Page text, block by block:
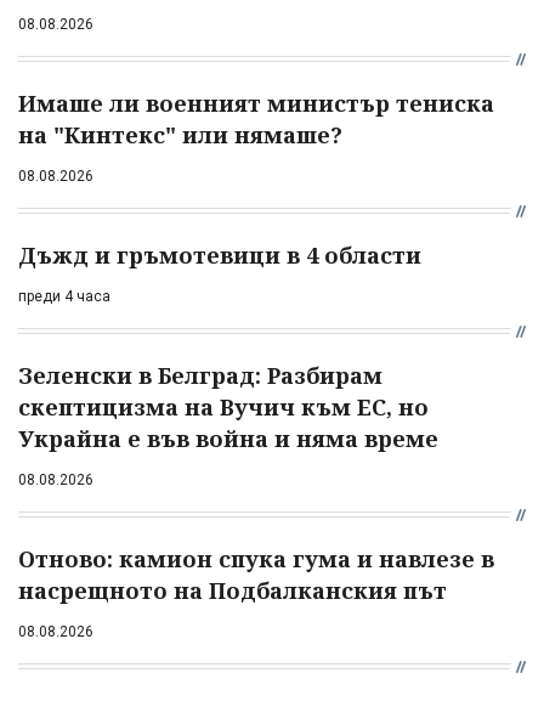
08.08.2026
Имаше ли военният министър тениска
на "Кинтекс" или нямаше?
08.08.2026
Дъжд и гръмотевици в 4 области
преди 4 часа
Зеленски в Белград: Разбирам
скептицизма на Вучич към ЕС, но
Украйна е във война и няма време
08.08.2026
Отново: камион спука гума и навлезе в
насрещното на Подбалканския път
08.08.2026